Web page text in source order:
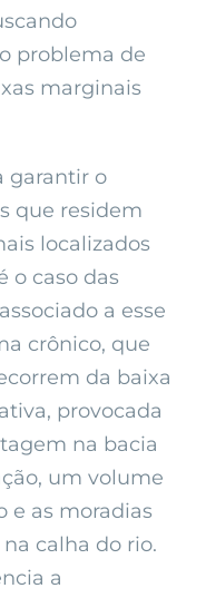
problema de
marginais
garantir o
que residem
localizados
o caso das
a esse
crônico, que
da baixa
provocada
na bacia
um volume
e as moradias
calha do rio.
a